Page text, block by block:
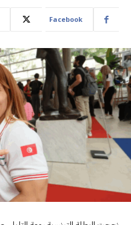
Facebook